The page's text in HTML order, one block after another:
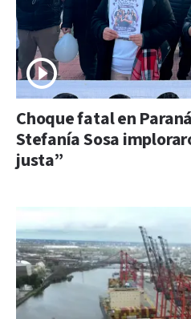
Choque fatal en
Stefanía Sosa
justa”